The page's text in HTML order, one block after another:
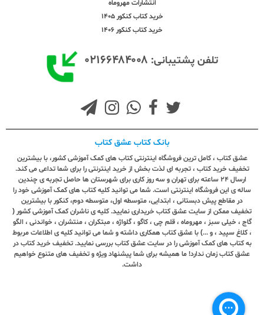
انتشارات مهروماه
خرید کتاب کنکور 1405
خرید کتاب کنکور 1406
تلفن پشتیبانی: ۰۲۱۶۶۴۸۴۰۰۸
بانک کتاب عشق کتاب
عشق کتاب ، کامل ترین فروشگاه اینترنتی کتاب های کمک آموزشی کشور، با بیشترین
تخفیف خرید کتاب ، تجربه ای لذت بخش از خرید اینترنتی را برای شما تداعی می کند.
ارسال ٢٤ ساعته برای تهران و سه روز کاری برای شهرستان ها حاصل تجربه ی چندین
ساله ی این فروشگاه اینترنتی است. شما می توانید کلیه کتاب های کمک آموزشی خود را
در مقاطع پیش دبستانی ، ابتدایی، متوسطه اول، متوسطه دوم، کنکور با بیشترین
تخفیف ممکن از سایت عشق کتاب خریداری نمایید. کلیه ی ناشران کمک آموزشی کشور (
گاج ، خیلی سبز ، مهروماه ، قلم چی ، کاگو ، گلواژه ، مبتکران ، منتشران ، خواندنی ، الگو
، کلاغ سپید ، و ...) با عشق کتاب همکاری داشته و شما می توانید کلیه ی اطلاعات مربوط
به کتاب های کمک آموزشی را در سایت عشق کتاب بررسی نمایید. تخفیف خرید کتاب در
عشق کتاب زمان ندارد! ما همیشه برای شما پیشنهاد ویژه و تخفیف های متنوع خواهیم
داشت.